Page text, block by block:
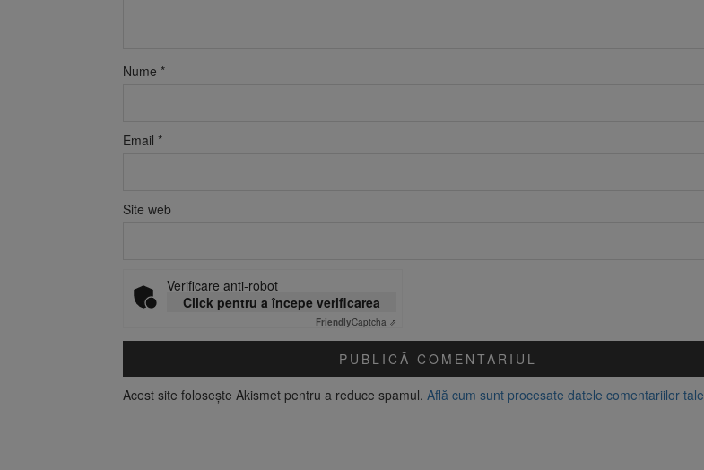
Nume *
Email *
Site web
Verificare anti-robot
Click pentru a începe verificarea
FriendlyCaptcha ⇗
Acest site folosește Akismet pentru a reduce spamul. Află cum sunt procesate datele comentariilor tale